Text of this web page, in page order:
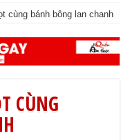
cùng bánh bông lan chanh
CÙNG